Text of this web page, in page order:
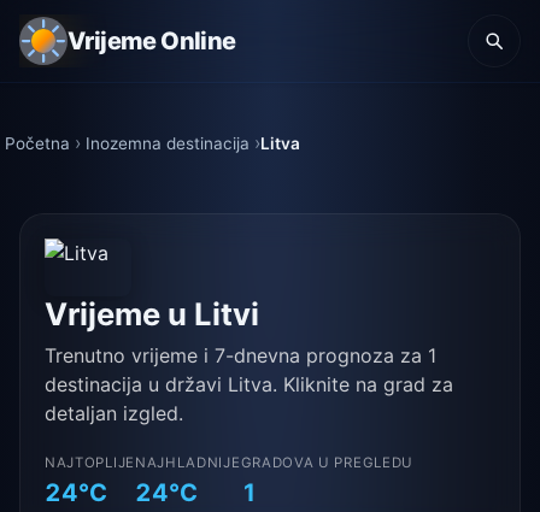
Vrijeme Online
Početna Inozemna destinacija Litva
Vrijeme u Litvi
Trenutno vrijeme i 7-dnevna prognoza za 1
destinacija u državi Litva. Kliknite na grad za
detaljan izgled.
NAJTOPLIJE
24°C
NAJHLADNIJE
24°C
GRADOVA U PREGLEDU
1